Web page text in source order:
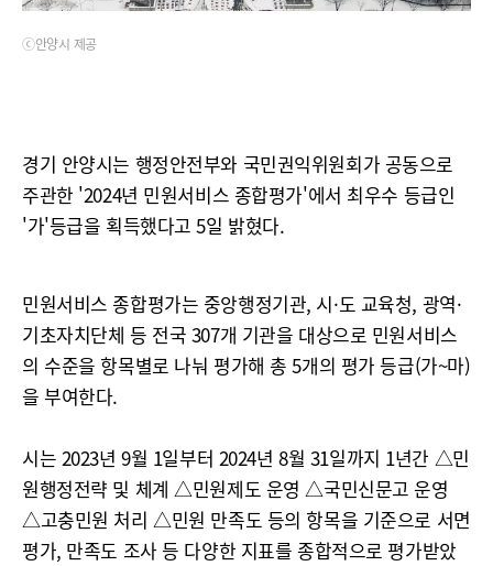
ⓒ안양시 제공
경기 안양시는 행정안전부와 국민권익위원회가 공동으로
주관한 '2024년 민원서비스 종합평가'에서 최우수 등급인
'가'등급을 획득했다고 5일 밝혔다.
민원서비스 종합평가는 중앙행정기관, 시·도 교육청, 광역·
기초자치단체 등 전국 307개 기관을 대상으로 민원서비스
의 수준을 항목별로 나눠 평가해 총 5개의 평가 등급(가~마)
을 부여한다.
시는 2023년 9월 1일부터 2024년 8월 31일까지 1년간 △민
원행정전략 및 체계 △민원제도 운영 △국민신문고 운영
△고충민원 처리 △민원 만족도 등의 항목을 기준으로 서면
평가, 만족도 조사 등 다양한 지표를 종합적으로 평가받았